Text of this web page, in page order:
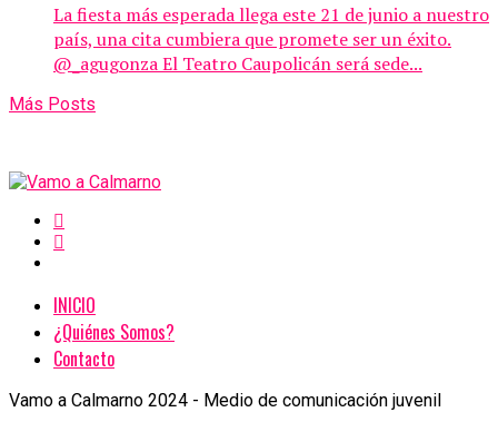
La fiesta más esperada llega este 21 de junio a nuestro
país, una cita cumbiera que promete ser un éxito.
@_agugonza El Teatro Caupolicán será sede...
Más Posts
INICIO
¿Quiénes Somos?
Contacto
Vamo a Calmarno 2024 - Medio de comunicación juvenil